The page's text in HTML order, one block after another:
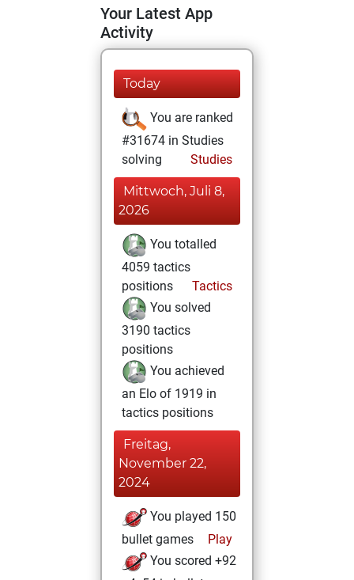
Your Latest App
Activity
Today
You are ranked
#31674 in Studies
solving
Studies
Mittwoch, Juli 8,
2026
You totalled
4059 tactics
positions
Tactics
You solved
3190 tactics
positions
You achieved
an Elo of 1919 in
tactics positions
Freitag,
November 22,
2024
You played 150
bullet games
Play
You scored +92